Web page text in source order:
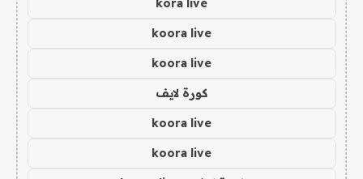
kora live
koora live
koora live
كورة لايف
koora live
koora live